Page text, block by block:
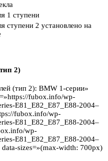
1 ступени
ступени 2 установлено на
2)
(тип 2): BMW 1-серии»
fubox.info/wp-
E81_E82_E87_E88-2004–
fubox.info/wp-
E81_E82_E87_E88-2004–
wp-
E81_E82_E87_E88-2004–
sizes=»(max-width: 700px)